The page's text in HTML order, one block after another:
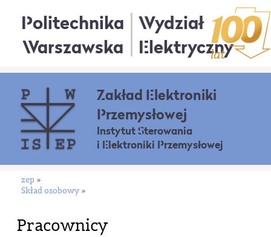
Politechnika
Warszawska
Wydział
Elektryczny
Zakład Elektroniki
Przemysłowej
Instytut Sterowania
i Elektroniki Przemysłowej
zep »
Skład osobowy »
Pracownicy